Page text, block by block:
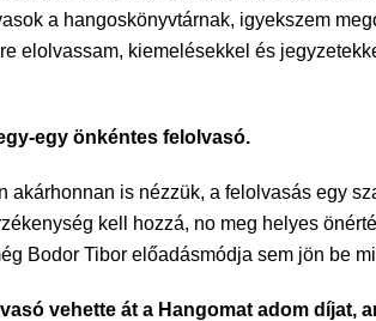
a hangoskönyvtárnak, igyekszem
elolvassam, kiemelésekkel és
egy önkéntes felolvasó.
is nézzük, a felolvasás egy
kell hozzá, no meg helyes
Bodor Tibor előadásmódja sem jön be
vehette át a Hangomat adom díjat,